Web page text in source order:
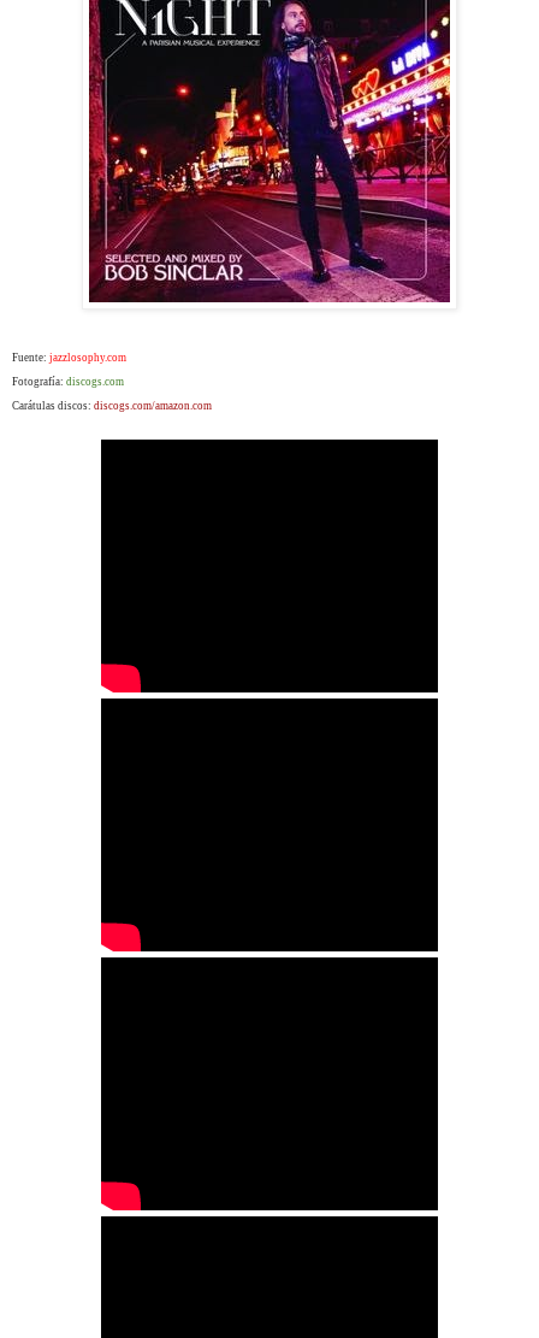
Fuente: jazzlosophy.com
Fotografía: discogs.com
Carátulas discos: discogs.com/amazon.com